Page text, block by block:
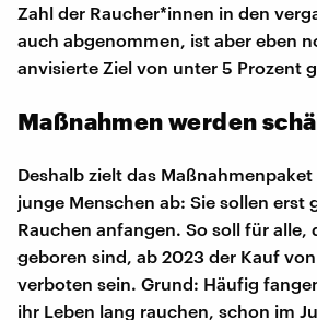
Zahl der Raucher*innen in den
auch abgenommen, ist aber eben
anvisierte Ziel von unter 5 Prozent
Maßnahmen werden
Deshalb zielt das
junge Menschen ab: Sie sollen erst
Rauchen anfangen. So soll für alle,
geboren sind, ab 2023 der Kauf
verboten sein. Grund: Häufig
ihr Leben lang rauchen, schon im